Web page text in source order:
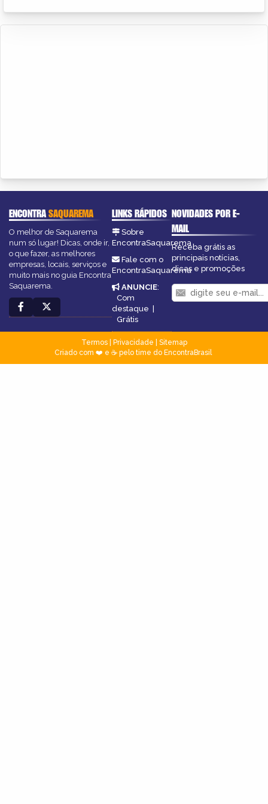
ENCONTRASAQUAREMA
O melhor de Saquarema
num só lugar! Dicas, onde ir,
o que fazer, as melhores
empresas, locais, serviços e
muito mais no guia Encontra
Saquarema.
LINKS RÁPIDOS
Sobre
EncontraSaquarema
Fale com o
EncontraSaquarema
ANUNCIE:
Com
destaque |
Grátis
NOVIDADES POR E-
MAIL
Receba grátis as
principais notícias,
dicas e promoções
Termos| Privacidade
Sitemap
Criado com ❤️ e ☕ pelo time do EncontraBrasil